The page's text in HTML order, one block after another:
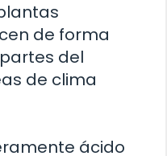
de forma
del
de clima
ácido